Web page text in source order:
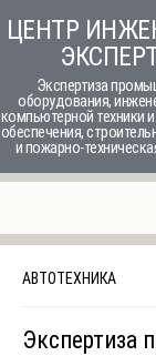
to
content
ЦЕНТР
Экспертиза
оборудования,
компьютерной техники
обеспечения,
и пожарно-
АВТОТЕХНИКА
Экспертиза